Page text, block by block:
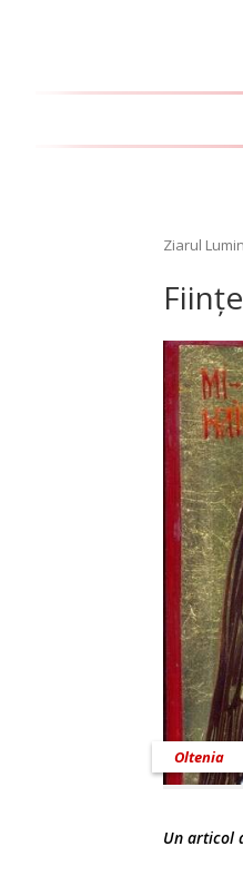
Ziarul
Oltenia
Un articol
Octombrie